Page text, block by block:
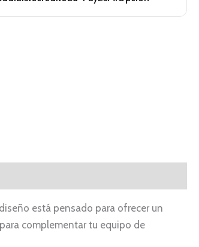
está pensado para ofrecer un
complementar tu equipo de